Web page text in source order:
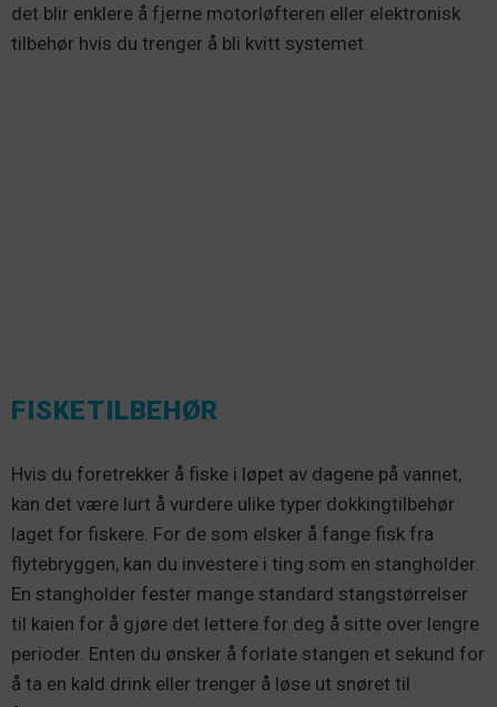
det blir enklere å fjerne motorløfteren eller elektronisk
tilbehør hvis du trenger å bli kvitt systemet.
FISKETILBEHØR
Hvis du foretrekker å fiske i løpet av dagene på vannet,
kan det være lurt å vurdere ulike typer dokkingtilbehør
laget for fiskere. For de som elsker å fange fisk fra
flytebryggen, kan du investere i ting som en stangholder.
En stangholder fester mange standard stangstørrelser
til kaien for å gjøre det lettere for deg å sitte over lengre
perioder. Enten du ønsker å forlate stangen et sekund for
å ta en kald drink eller trenger å løse ut snøret til